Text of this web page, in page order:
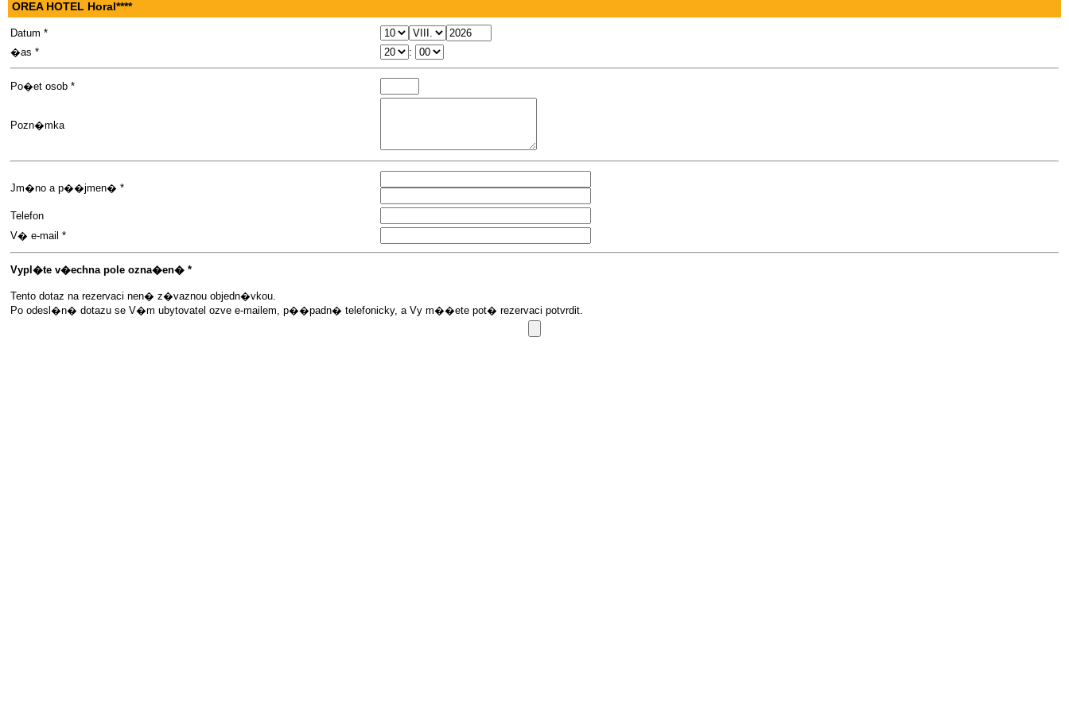
OREA HOTEL Horal****
Datum *
�as *
:
Po�et osob *
Pozn�mka
Jm�no a p��jmen� *
Telefon
V� e-mail *
Vypl�te v�echna pole ozna�en� *
Tento dotaz na rezervaci nen� z�vaznou objedn�vkou.
Po odesl�n� dotazu se V�m ubytovatel ozve e-mailem, p��padn� telefonicky, a Vy m��ete pot� rezervaci potvrdit.